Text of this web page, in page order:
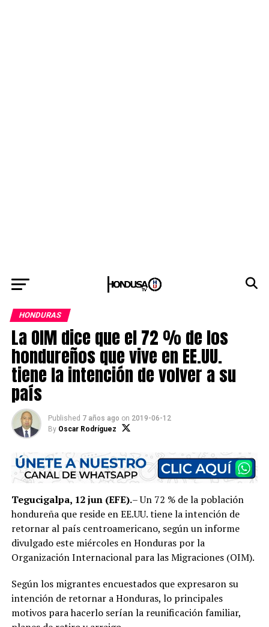
HONDURAS
La OIM dice que el 72 % de los
hondureños que vive en EE.UU.
tiene la intención de volver a su
país
Published 7 años ago on 2019-06-12
By Oscar Rodríguez
Tegucigalpa, 12 jun (EFE).– Un 72 % de la población
hondureña que reside en EE.UU. tiene la intención de
retornar al país centroamericano, según un informe
divulgado este miércoles en Honduras por la
Organización Internacional para las Migraciones (OIM).
Según los migrantes encuestados que expresaron su
intención de retornar a Honduras, lo principales
motivos para hacerlo serían la reunificación familiar,